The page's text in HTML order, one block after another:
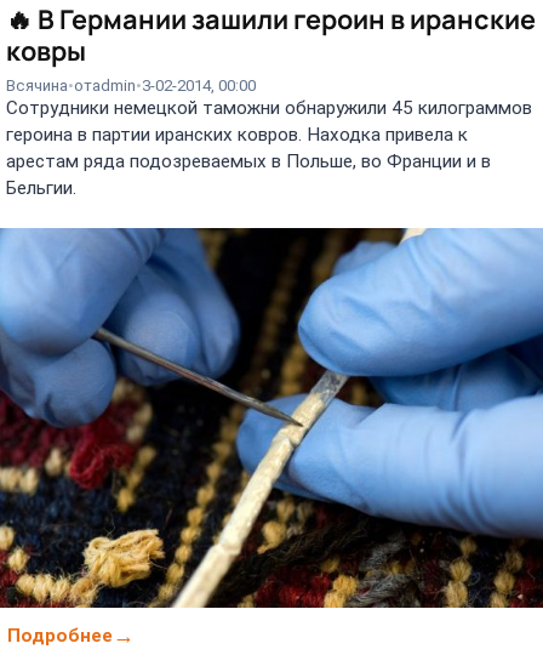
🔥 В Германии зашили героин в иранские
ковры
Всячина отadmin 3-02-2014, 00:00
Сотрудники немецкой таможни обнаружили 45 килограммов
героина в партии иранских ковров. Находка привела к
арестам ряда подозреваемых в Польше, во Франции и в
Бельгии.
Подробнее